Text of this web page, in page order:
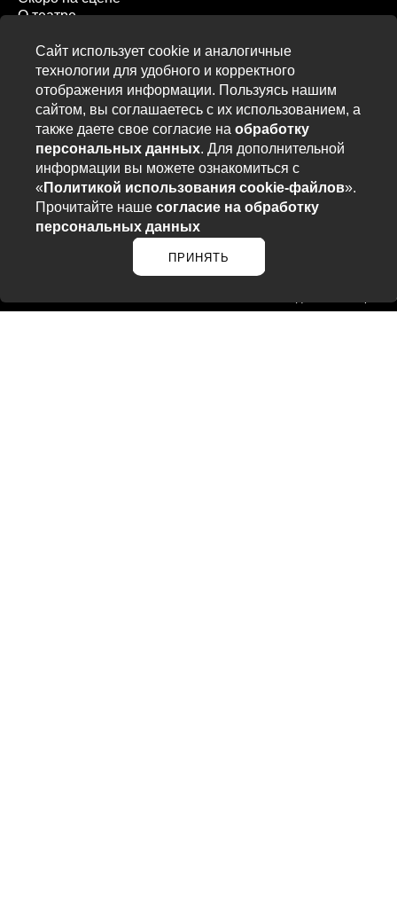
О театре
характеристикиДокументы
Лица
Труппа театраАдминистрация Художественно-
руководящий составЦеха
Правила посещения театра
Схема
заловЛьготыАкции Доступная среда
Новости
События театра СМИ о нас
Контакты
Адрес и телефоныОбратная связь
Copyright © Театр драмы Кузбасса им. А.В. Луначарского 2025
MephiPro
Сайт использует cookie и аналогичные
технологии для удобного и корректного
отображения информации. Пользуясь нашим
сайтом, вы соглашаетесь с их использованием, а
также даете свое согласие на обработку
персональных данных. Для дополнительной
информации вы можете ознакомиться с
« Политикой использования cookie-файлов».
Прочитайте наше согласие на обработку
персональных данных
ПРИНЯТЬ